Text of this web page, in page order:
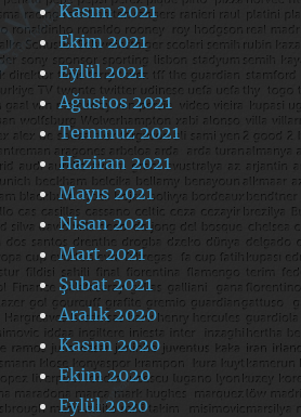
Kasım 2021
Ekim 2021
Eylül 2021
Ağustos 2021
Temmuz 2021
Haziran 2021
Mayıs 2021
Nisan 2021
Mart 2021
Şubat 2021
Aralık 2020
Kasım 2020
Ekim 2020
Eylül 2020